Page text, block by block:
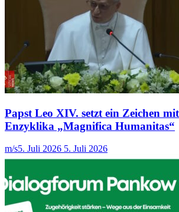
Papst Leo XIV. setzt ein Zeichen
Enzyklika „Magnifica Humanitas“
m/s5. Juli 2026 5. Juli 2026